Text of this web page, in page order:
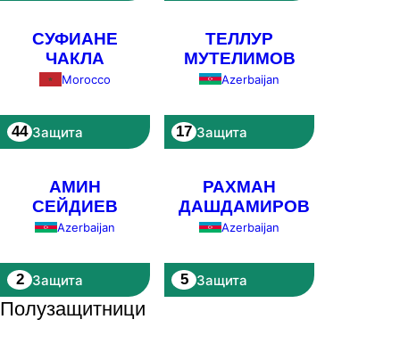
СУФИАНЕ
ЧАКЛА
Morocco
44 Защита
ТЕЛЛУР
МУТЕЛИМОВ
Azerbaijan
17 Защита
АМИН
СЕЙДИЕВ
Azerbaijan
2 Защита
РАХМАН
ДАШДАМИРОВ
Azerbaijan
5 Защита
Полузащитници